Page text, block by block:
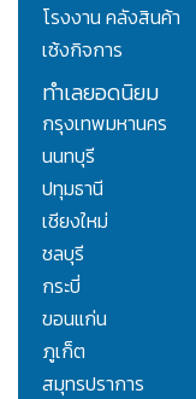
โรงงาน คลังสินค้า
เซ้งกิจการ
ทำเลยอดนิยม
กรุงเทพมหานคร
นนทบุรี
ปทุมธานี
เชียงใหม่
ชลบุรี
กระบี่
ขอนแก่น
ภูเก็ต
สมุทรปราการ